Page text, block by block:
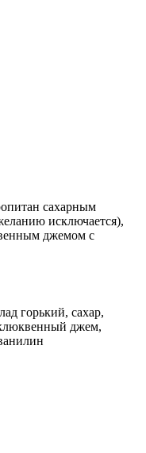
сахарным
исключается),
джемом с
горький, сахар,
джем,